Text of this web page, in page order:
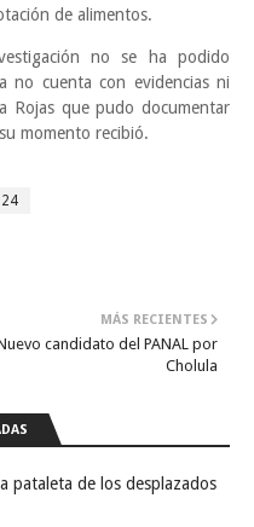
de alimentos.
no se ha podido
no cuenta con evidencias ni
Rojas que pudo documentar
momento recibió.
MÁS RECIENTES
candidato del PANAL por
Cholula
pataleta de los desplazados